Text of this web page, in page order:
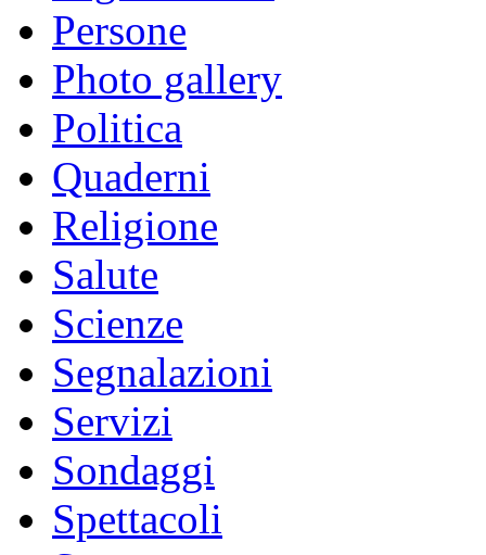
Persone
Photo gallery
Politica
Quaderni
Religione
Salute
Scienze
Segnalazioni
Servizi
Sondaggi
Spettacoli